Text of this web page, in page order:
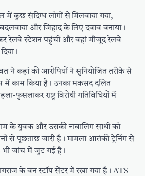
में कुछ संदिग्ध लोगों से मिलवाया गया,
और जिहाद के लिए दबाव बनाया।
रेलवे स्टेशन पहुंची और वहां मौजूद रेलवे
ने कहां की आरोपियों ने सुनियोजित तरीके से
में काम किया है। उनका मकसद दलित
फुसलाकर राष्ट्र विरोधी गतिविधियों में
के युवक और उसकी नाबालिग साथी को
से पूछताछ जारी है। मामला आतंकी ट्रेनिंग से
भी जांच में जुट गई है।
के वन स्टॉप सेंटर में रखा गया है। ATS